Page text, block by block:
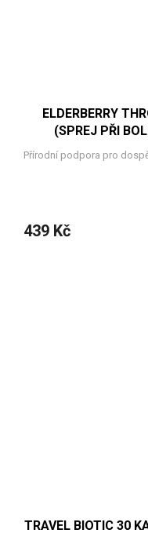
ELDERBERRY
(SPREJ PŘI
Přírodní podpora pro
439 Kč
TRAVEL BIOTIC 30